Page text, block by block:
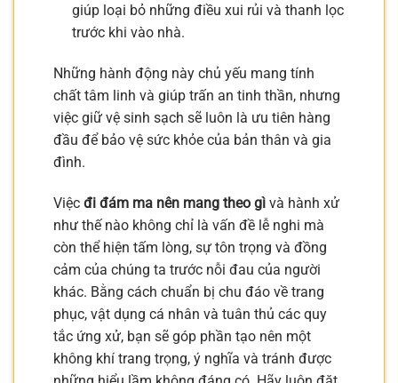
giúp loại bỏ những điều xui rủi và thanh lọc
trước khi vào nhà.
Những hành động này chủ yếu mang tính
chất tâm linh và giúp trấn an tinh thần, nhưng
việc giữ vệ sinh sạch sẽ luôn là ưu tiên hàng
đầu để bảo vệ sức khỏe của bản thân và gia
đình.
Việc đi đám ma nên mang theo gì và hành xử
như thế nào không chỉ là vấn đề lễ nghi mà
còn thể hiện tấm lòng, sự tôn trọng và đồng
cảm của chúng ta trước nỗi đau của người
khác. Bằng cách chuẩn bị chu đáo về trang
phục, vật dụng cá nhân và tuân thủ các quy
tắc ứng xử, bạn sẽ góp phần tạo nên một
không khí trang trọng, ý nghĩa và tránh được